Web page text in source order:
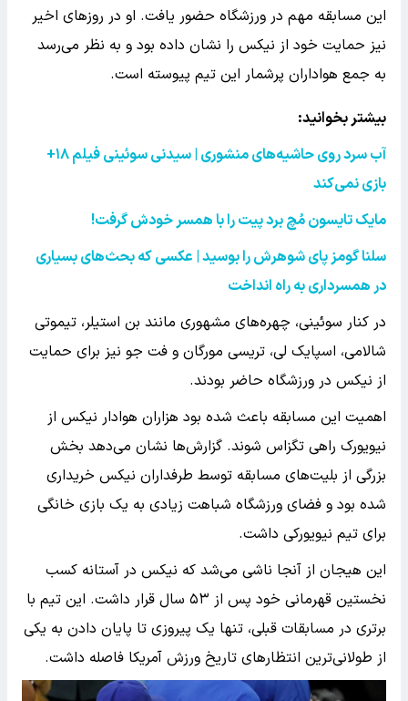
این مسابقه مهم در ورزشگاه حضور یافت. او در روزهای اخیر
نیز حمایت خود از نیکس را نشان داده بود و به نظر می‌رسد
به جمع هواداران پرشمار این تیم پیوسته است.
بیشتر بخوانید:
آب سرد روی حاشیه‌های منشوری | سیدنی سوئینی فیلم۱۸+
بازی نمی‌کند
مایک تایسون مُچ برد پیت را با همسر خودش گرفت!
سلنا گومز پای شوهرش را بوسید | عکسی که بحث‌های بسیاری
در همسرداری به راه انداخت
در کنار سوئینی، چهره‌های مشهوری مانند بن استیلر، تیموتی
شالامی، اسپایک لی، تریسی مورگان و فت جو نیز برای حمایت
از نیکس در ورزشگاه حاضر بودند.
اهمیت این مسابقه باعث شده بود هزاران هوادار نیکس از
نیویورک راهی تگزاس شوند. گزارش‌ها نشان می‌دهد بخش
بزرگی از بلیت‌های مسابقه توسط طرفداران نیکس خریداری
شده بود و فضای ورزشگاه شباهت زیادی به یک بازی خانگی
برای تیم نیویورکی داشت.
این هیجان از آنجا ناشی می‌شد که نیکس در آستانه کسب
نخستین قهرمانی خود پس از ۵۳ سال قرار داشت. این تیم با
برتری در مسابقات قبلی، تنها یک پیروزی تا پایان دادن به یکی
از طولانی‌ترین انتظارهای تاریخ ورزش آمریکا فاصله داشت.